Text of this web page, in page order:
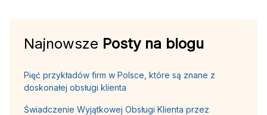
Najnowsze Posty na blogu
Pięć przykładów firm w Polsce, które są znane z
doskonałej obsługi klienta
Świadczenie Wyjątkowej Obsługi Klienta przez